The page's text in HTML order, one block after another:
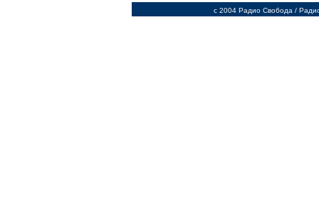
c 2004 Радио Свобода /